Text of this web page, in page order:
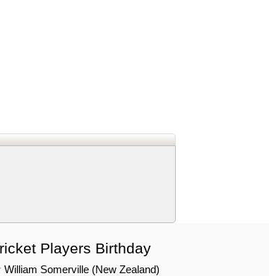
News
Players Birthday
Somerville (New Zealand)